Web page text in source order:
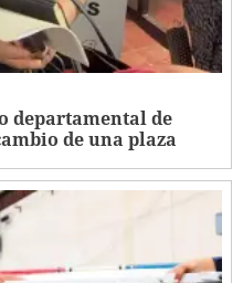
departamental de
de una plaza